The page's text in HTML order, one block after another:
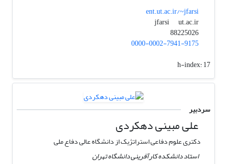
ent.ut.ac.ir/~jfarsi
jfarsi
ut.ac.ir
88225026
0000-0002-7941-9175
h-index:17
سردبیر
علی مبینی دهکردی
دکتری علوم دفاعی استراتژیک از دانشگاه عالی دفاع ملی
استاد دانشکده کارآفرینی دانشگاه تهران